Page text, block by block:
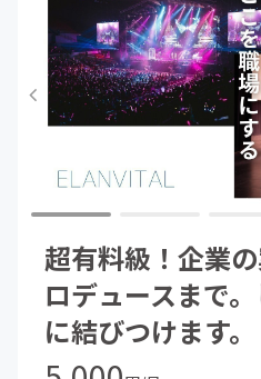
超有料級！企業
ロデュースまで
に結びつけます。